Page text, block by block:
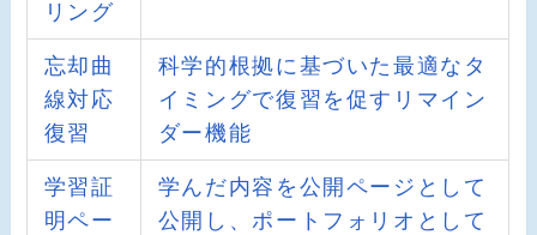
リング
忘却曲
線対応
復習
科学的根拠に基づいた最適なタ
イミングで復習を促すリマイン
ダー機能
学習証
明ペー
学んだ内容を公開ページとして
公開し、ポートフォリオとして